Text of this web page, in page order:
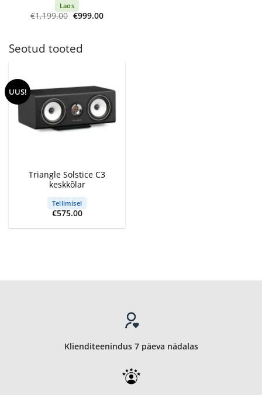
Laos
€1,199.00 Algne
hind
€999.00Current
Seotud tooted
UUS!
Triangle Solstice C3
keskkõlar
Tellimisel
€575.00
Klienditeenindus 7 päeva nädalas